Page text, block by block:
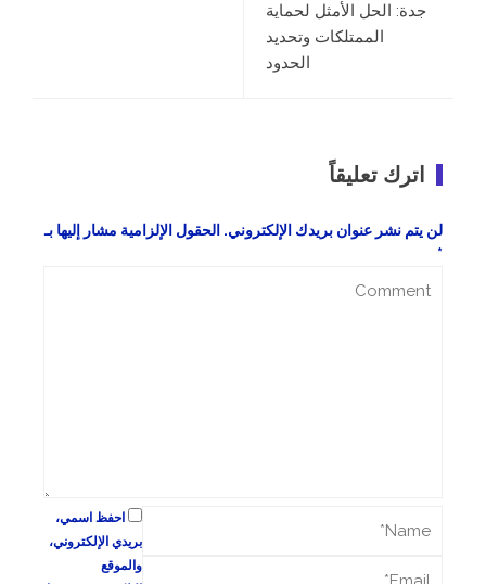
جدة: الحل الأمثل لحماية
الممتلكات وتحديد
الحدود
اترك تعليقاً
لن يتم نشر عنوان بريدك الإلكتروني. الحقول الإلزامية مشار إليها بـ
*
احفظ اسمي،
بريدي الإلكتروني،
والموقع